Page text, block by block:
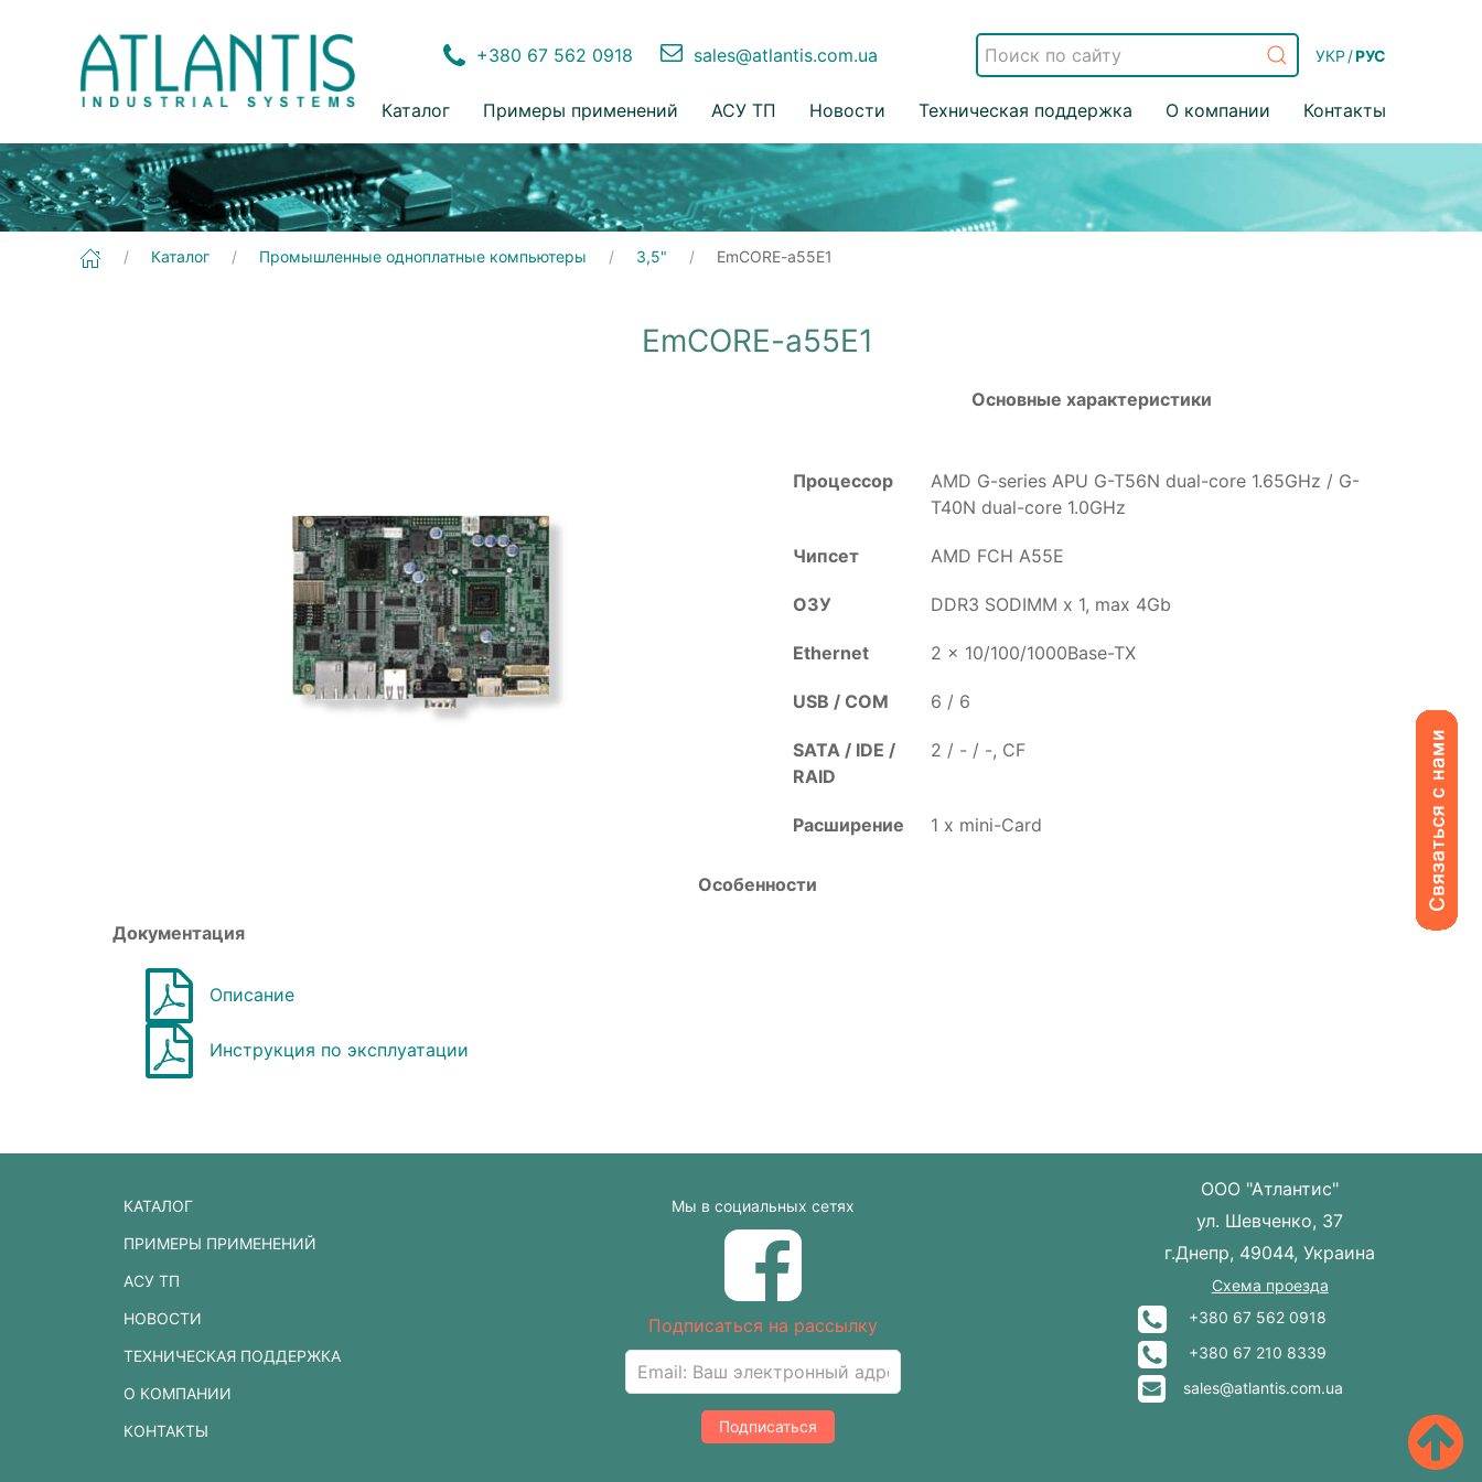
+380 67 562 0918 sales@atlantis.com.ua УКР /РУС
Каталог Примеры применений АСУ ТП Новости Техническая поддержка О компании Контакты
Каталог Промышленные одноплатные компьютеры 3,5" EmCORE-a55E1
EmCORE-a55E1
Основные характеристики
Процессор
AMD G-series APU G-T56N dual-core 1.65GHz / G-
T40N dual-core 1.0GHz
Чипсет AMD FCH A55E
ОЗУ DDR3 SODIMM x 1, max 4Gb
Ethernet 2 x 10/100/1000Base-TX
USB / COM 6 / 6
SATA / IDE /
RAID
2 / - / -, CF
Расширение 1 x mini-Card
Особенности
Документация
Описание
Инструкция по эксплуатации
КАТАЛОГ
ПРИМЕРЫ ПРИМЕНЕНИЙ
АСУ ТП
НОВОСТИ
ТЕХНИЧЕСКАЯ ПОДДЕРЖКА
О КОМПАНИИ
КОНТАКТЫ
Мы в социальных сетях
Подписаться на рассылку
Подписаться
ООО "Атлантис"
ул. Шевченко, 37
г.Днепр, 49044, Украина
Схема проезда
+380 67 562 0918
+380 67 210 8339
sales@atlantis.com.ua